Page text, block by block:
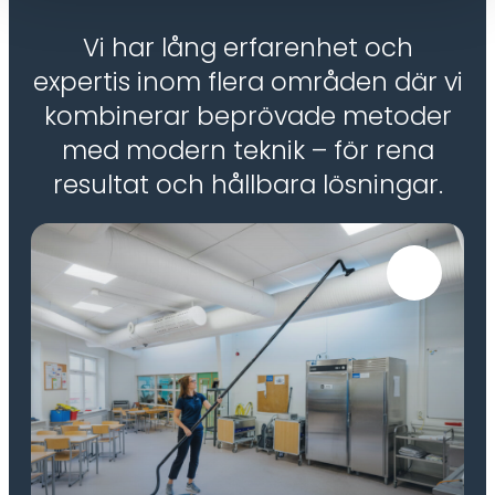
Vi har lång erfarenhet och
expertis inom flera områden där vi
kombinerar beprövade metoder
med modern teknik – för rena
resultat och hållbara lösningar.